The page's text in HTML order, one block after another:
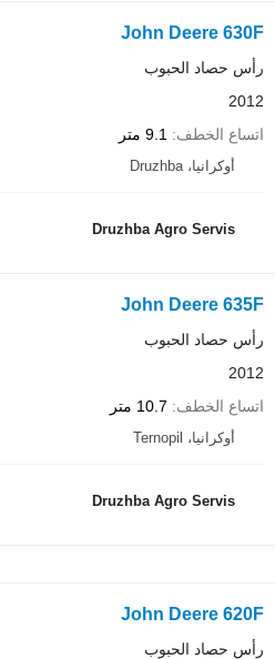
John Deere 630F
رأس حصاد الحبوب
2012
اتساع الخطف
9.1 متر
أوكرانيا، Druzhba
Druzhba Agro Servis
John Deere 635F
رأس حصاد الحبوب
2012
اتساع الخطف
10.7 متر
أوكرانيا، Ternopil
Druzhba Agro Servis
John Deere 620F
رأس حصاد الحبوب